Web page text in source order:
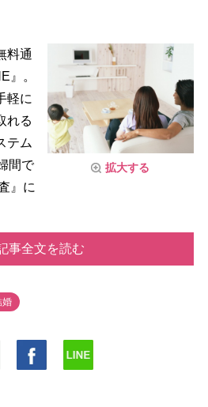
拡大する
料通
』。
軽に
れる
テム
間で
』に
事全文を読む
婚